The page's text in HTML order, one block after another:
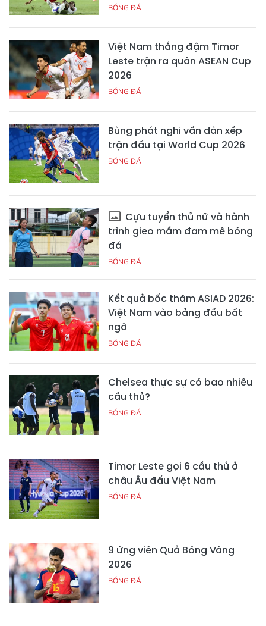
BÓNG ĐÁ
Việt Nam thắng đậm Timor
Leste trận ra quân ASEAN Cup
2026
BÓNG ĐÁ
Bùng phát nghi vấn dàn xếp
trận đấu tại World Cup 2026
BÓNG ĐÁ
Cựu tuyển thủ nữ và hành
trình gieo mầm đam mê bóng
đá
BÓNG ĐÁ
Kết quả bốc thăm ASIAD 2026:
Việt Nam vào bảng đấu bất
ngờ
BÓNG ĐÁ
Chelsea thực sự có bao nhiêu
cầu thủ?
BÓNG ĐÁ
Timor Leste gọi 6 cầu thủ ở
châu Âu đấu Việt Nam
BÓNG ĐÁ
9 ứng viên Quả Bóng Vàng
2026
BÓNG ĐÁ